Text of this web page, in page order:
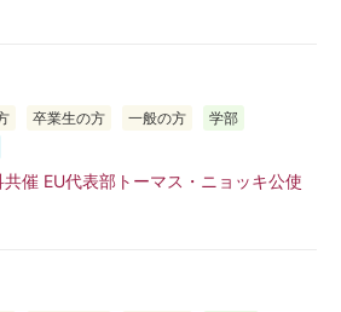
卒業生の方 一般の方
学部
催 EU代表部トーマス・ニョッキ公使